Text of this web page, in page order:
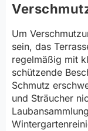
Um
sein, das
regelmäßig mit
schützende
Schmutz
und Sträucher